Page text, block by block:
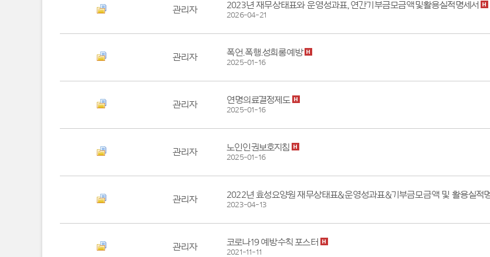
관리자 2023년 재무상태표와 운영성과표, 연간기부금모금액및활용실적명세서
2026-04-21
관리자 폭언.폭행.성희롱예방
2025-01-16
관리자 연명의료결정제도
2025-01-16
관리자 노인인권보호지침
2025-01-16
관리자 2022년 효성요양원 재무상태표&운영성과표&기부금모금액 및 활용실적
2023-04-13
관리자 코로나19 예방수칙 포스터
2021-11-11